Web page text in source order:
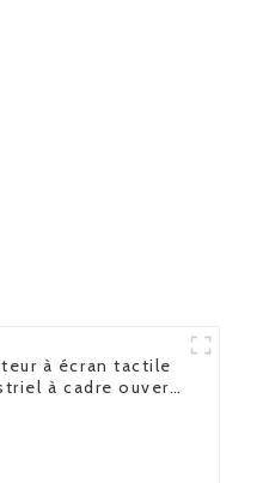
à écran tactile
à cadre ouvert